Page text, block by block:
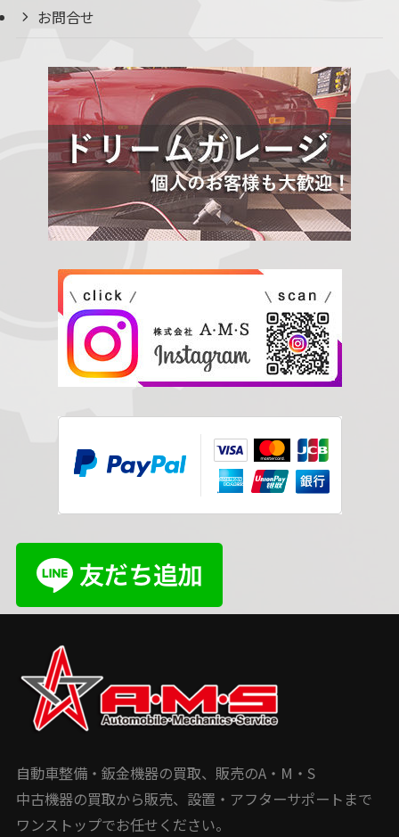
お問合せ
自動車整備・鈑金機器の買取、販売のA・M・S
中古機器の買取から販売、設置・アフターサポートまで
ワンストップでお任せください。